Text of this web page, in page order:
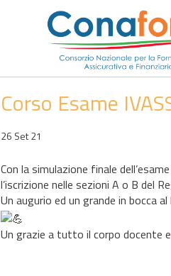
Corso Esame
26 Set 21
Con la simulazione finale
l’iscrizione nelle sezioni A o B del
Un augurio ed un grande in bocca
Un grazie a tutto il corpo docente